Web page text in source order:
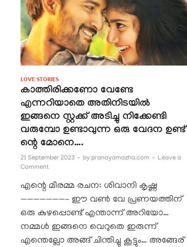
LOVE STORIES
കാത്തിരിക്കണോ വേണ്ടേ
എന്നറിയാതെ അതിനിടയിൽ
ഇങ്ങനെ സ്റ്റക്ക് അടിച്ചു നിക്കേണ്ടി
വരുമ്പോ ഉണ്ടാവുന്ന ഒരു വേദന ഉണ്ട്‌
ന്റെ മോനെ….
21 September 2023 - by pranayamazha.com - Leave a
Comment
എന്റെ മീരമ്മ രചന: ശിവാനി കൃഷ്ണ
———————– ഈ വൺ വേ പ്രണയത്തിന്
ഒരു കുഴപ്പൊണ്ട് എന്താന്ന് അറിയോ…
നമ്മൾ ഇങ്ങനെ വെറുതെ ഇരുന്ന്
എന്തെല്ലോ അങ്ങ് ചിന്തിച്ചു കൂട്ടും… അങ്ങേര്